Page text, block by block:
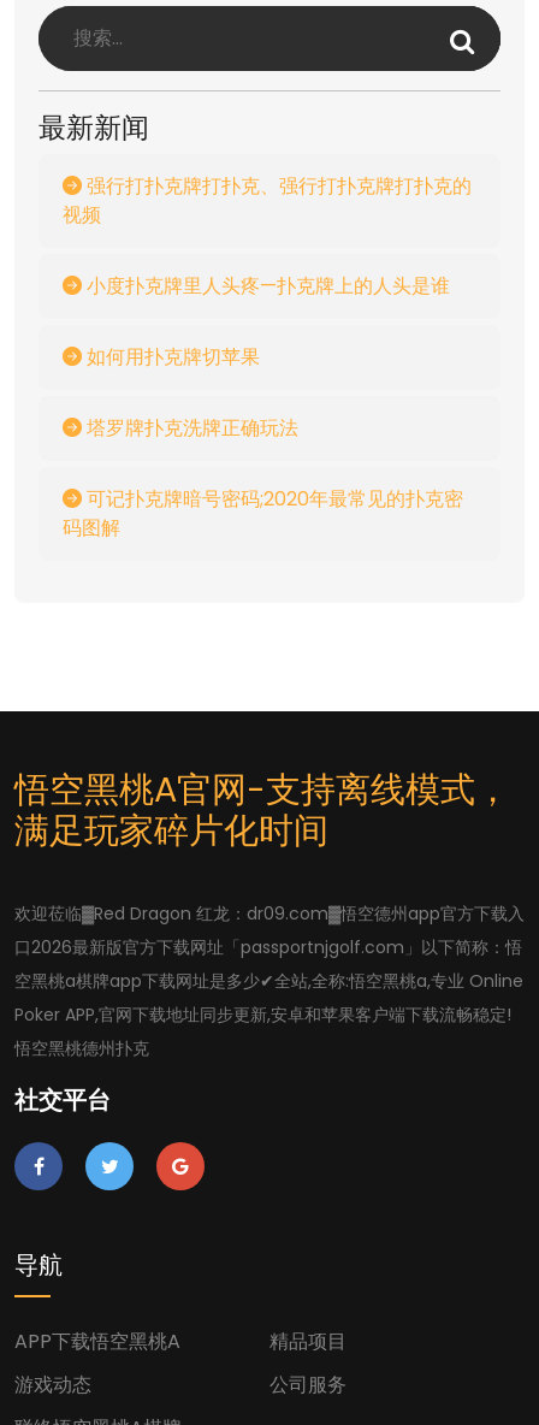
最新新闻
强行打扑克牌打扑克、强行打扑克牌打扑克的
视频
小度扑克牌里人头疼—扑克牌上的人头是谁
如何用扑克牌切苹果
塔罗牌扑克洗牌正确玩法
可记扑克牌暗号密码;2020年最常见的扑克密
码图解
悟空黑桃A官网-支持离线模式，
满足玩家碎片化时间
欢迎莅临▓Red Dragon 红龙：dr09.com▓悟空德州app官方下载入
口2026最新版官方下载网址「passportnjgolf.com」以下简称：悟
空黑桃a棋牌app下载网址是多少✔全站,全称:悟空黑桃a,专业 Online
Poker APP,官网下载地址同步更新,安卓和苹果客户端下载流畅稳定!
悟空黑桃德州扑克
社交平台
导航
APP下载悟空黑桃A
精品项目
游戏动态
公司服务